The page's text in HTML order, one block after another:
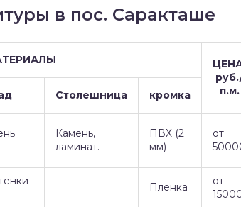
в пос. Саракташе
п.м.
Столешница кромка
Камень,
ламинат.
ПВХ (2
мм)
от
Пленка
от